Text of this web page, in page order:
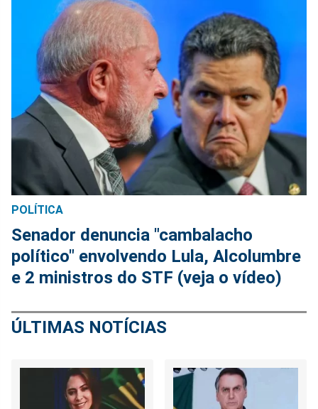
POLÍTICA
Senador denuncia "cambalacho
político" envolvendo Lula, Alcolumbre
e 2 ministros do STF (veja o vídeo)
ÚLTIMAS NOTÍCIAS